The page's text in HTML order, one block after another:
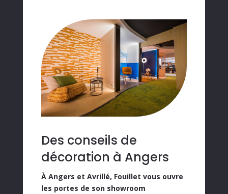
Des conseils de
décoration à Angers
À Angers et Avrillé, Fouillet vous ouvre
les portes de son showroom